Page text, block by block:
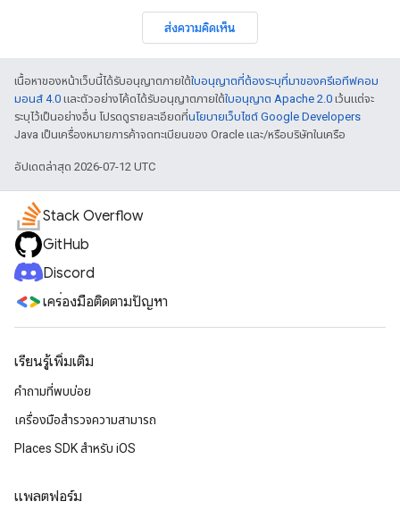
ส่งความคิดเห็น
เนื้อหาของหน้าเว็บนี้ได้รับอนุญาตภายใต้ใบอนุญาตที่ต้องระบุที่มาของครีเอทีฟคอม
มอนส์ 4.0 และตัวอย่างโค้ดได้รับอนุญาตภายใต้ใบอนุญาต Apache 2.0 เว้นแต่จะ
ระบุไว้เป็นอย่างอื่น โปรดดูรายละเอียดที่นโยบายเว็บไซต์ Google Developers
Java เป็นเครื่องหมายการค้าจดทะเบียนของ Oracle และ/หรือบริษัทในเครือ
อัปเดตล่าสุด 2026-07-12 UTC
Stack Overflow
GitHub
Discord
เครื่องมือติดตามปัญหา
เรียนรู้เพิ่มเติม
คำถามที่พบบ่อย
เครื่องมือสำรวจความสามารถ
Places SDK สำหรับ iOS
แพลตฟอร์ม